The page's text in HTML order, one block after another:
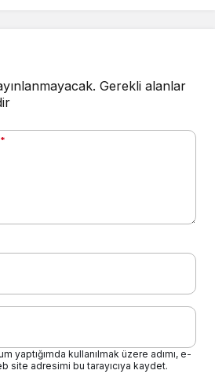
Gerekli alanlar
*
yaptığımda kullanılmak üzere adımı, e-
site adresimi bu tarayıcıya kaydet.